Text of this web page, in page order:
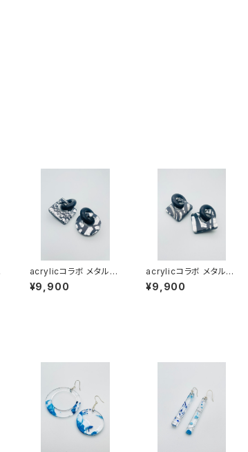
acrylicコラボ メタルシ
リーズ（ブラック系）AM
B-MM24003
¥9,900
acrylicコラボ メタルシ
リーズ（ブラック系）AM
B-MM24002
¥9,900